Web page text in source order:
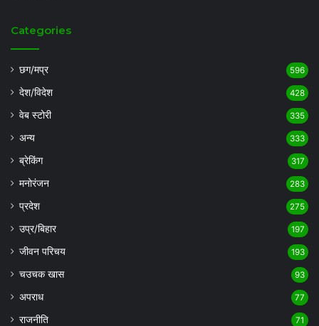
Categories
छग/मप्र 596
देश/विदेश 428
वेब स्टोरी 335
अन्य 333
ब्रेकिंग 317
मनोरंजन 283
प्रदेश 275
उप्र/बिहार 197
जीवन परिचय 193
चउचक खास 93
अपराध 77
राजनीति 71